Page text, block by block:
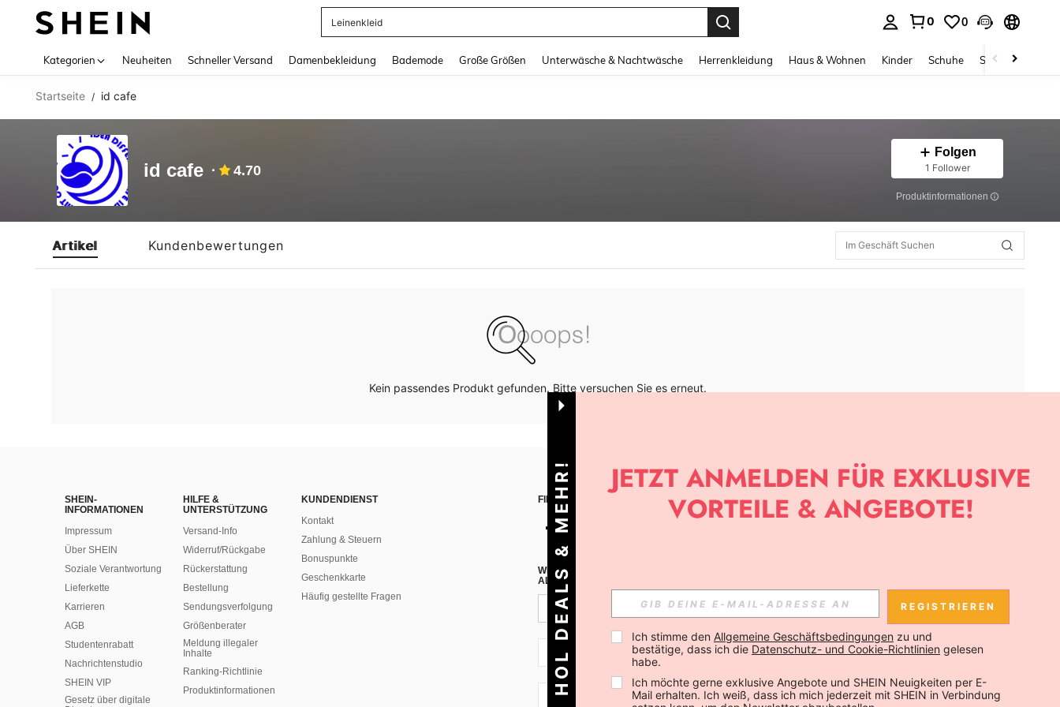
Leinenkleid
0 0
Kategorien Neuheiten Schneller Versand Damenbekleidung Bademode Große Größen Unterwäsche & Nachtwäsche Herrenkleidung Haus & Wohnen Kinder Schuhe Schmuck &
Startseite / id cafe
id cafe 4.70
Folgen
1 Follower
Produktinformationen
Artikel Kundenbewertungen
Kein passendes Produkt gefunden. Bitte versuchen Sie es erneut.
SHEIN-
INFORMATIONEN
Impressum
Über SHEIN
Soziale Verantwortung
Lieferkette
Karrieren
AGB
Studentenrabatt
Nachrichtenstudio
SHEIN VIP
Gesetz über digitale
HILFE &
UNTERSTÜTZUNG
Versand-Info
Widerruf/Rückgabe
Rückerstattung
Bestellung
Sendungsverfolgung
Größenberater
Meldung illegaler
Inhalte
Ranking-Richtlinie
​Produktinformationen
KUNDENDIENST
Kontakt
Zahlung & Steuern
Bonuspunkte
Geschenkkarte
Häufig gestellte Fragen
FINDE UNS AUF APP
WENN DU DICH FÜR UNSEREN NEWSLETTER ANMELDEST, KANNST DU DIE NEUESTEN TRENDS VOR
ALLEN ANDEREN ERFAHREN (DU KANNST DICH JEDERZEIT ABMELDEN).
Abonnieren
AT + 43 Abonnieren
AT + 43 Abonnieren
HOL DEALS & MEHR! REGISTRIEREN
Ich stimme den Allgemeine Geschäftsbedingungen zu und
bestätige, dass ich die Datenschutz- und Cookie-Richtlinien gelesen
habe.
Ich möchte gerne exklusive Angebote und SHEIN Neuigkeiten per E-
Mail erhalten. Ich weiß, dass ich mich jederzeit mit SHEIN in Verbindung